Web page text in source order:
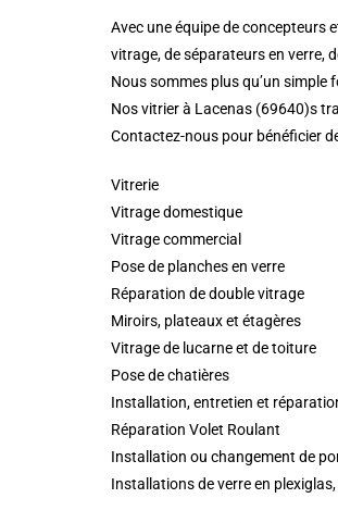
Avec une équipe de concepteurs
vitrage, de séparateurs en verre,
Nous sommes plus qu’un
Nos vitrier à Lacenas (69640)s
Contactez-nous pour bénéficier
Vitrerie
Vitrage domestique
Vitrage commercial
Pose de planches en verre
Réparation de double vitrage
Miroirs, plateaux et étagères
Vitrage de lucarne et de toiture
Pose de chatières
Installation, entretien et
Réparation Volet Roulant
Installation ou changement de
Installations de verre en